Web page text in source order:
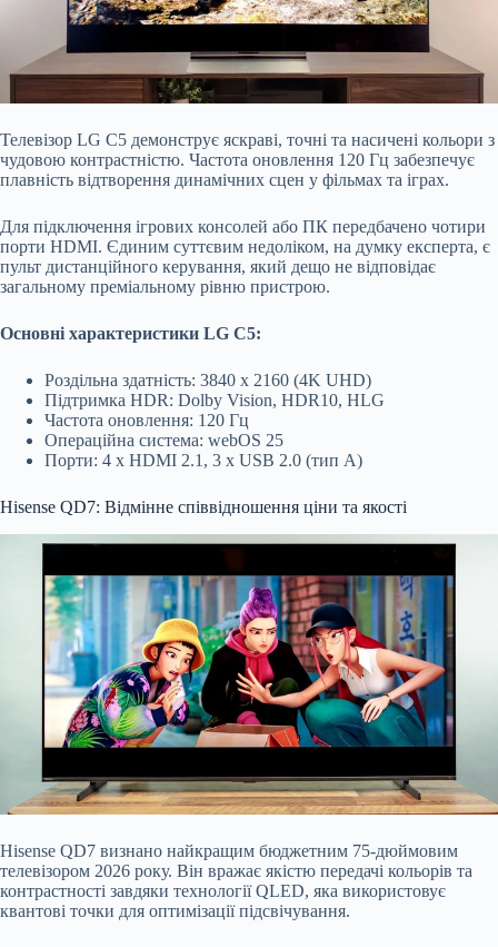
Телевізор LG C5 демонструє яскраві, точні та насичені кольори з
чудовою контрастністю. Частота оновлення 120 Гц забезпечує
плавність відтворення динамічних сцен у фільмах та іграх.
Для підключення ігрових консолей або ПК передбачено чотири
порти HDMI. Єдиним суттєвим недоліком, на думку експерта, є
пульт дистанційного керування, який дещо не відповідає
загальному преміальному рівню пристрою.
Основні характеристики LG C5:
Роздільна здатність: 3840 x 2160 (4K UHD)
Підтримка HDR: Dolby Vision, HDR10, HLG
Частота оновлення: 120 Гц
Операційна система: webOS 25
Порти: 4 x HDMI 2.1, 3 x USB 2.0 (тип A)
Hisense QD7: Відмінне співвідношення ціни та якості
Hisense QD7 визнано найкращим бюджетним 75-дюймовим
телевізором 2026 року. Він вражає якістю передачі кольорів та
контрастності завдяки технології QLED, яка використовує
квантові точки для оптимізації підсвічування.